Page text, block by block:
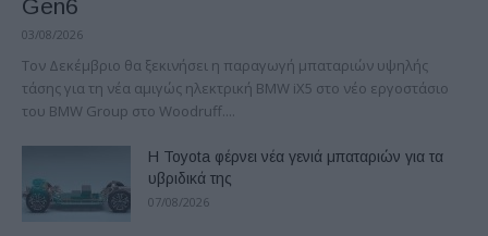
Gen6
03/08/2026
Τον Δεκέμβριο θα ξεκινήσει η παραγωγή μπαταριών υψηλής
τάσης για τη νέα αμιγώς ηλεκτρική BMW iX5 στο νέο εργοστάσιο
του BMW Group στο Woodruff....
Η Toyota φέρνει νέα γενιά μπαταριών για τα
υβριδικά της
07/08/2026